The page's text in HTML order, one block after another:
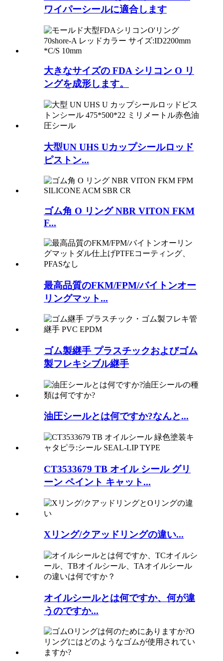
ワイパーシールに適合します
大きなサイズの FDA シリコン O リ
ングを成形します。
大型UN UHS Uカップシールロッド
ピストン...
ゴム角 O リング NBR VITON FKM
F...
最高品質のFKM/FPM/バイトンオー
リングマット...
ゴム製継手 プラスチックおよびゴム
製フレキシブル継手
油圧シールとは何ですか?なんと...
CT3533679 TB オイル シール グリ
ーン ペイント キャット...
Xリング/クアッドリングの違い...
オイルシールとは何ですか、何が違
うのですか...